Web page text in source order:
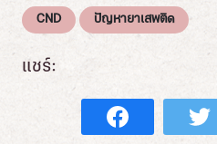
CND ปัญหายาเสพติด
แชร์: